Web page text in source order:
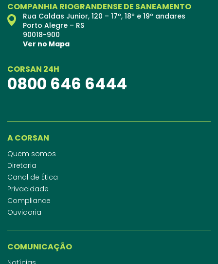
COMPANHIA RIOGRANDENSE DE SANEAMENTO
Rua Caldas Junior, 120 – 17º, 18º e 19º andares
Porto Alegre – RS
90018-900
Ver no Mapa
CORSAN 24H
0800 646 6444
A CORSAN
Quem somos
Diretoria
Canal de Ética
Privacidade
Compliance
Ouvidoria
COMUNICAÇÃO